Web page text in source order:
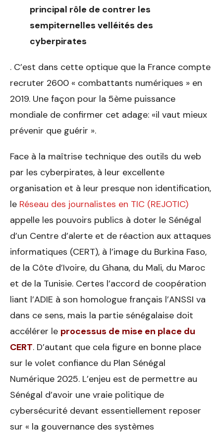
principal rôle de contrer les
sempiternelles velléités des
cyberpirates
. C’est dans cette optique que la France compte
recruter 2600 « combattants numériques » en
2019. Une façon pour la 5ème puissance
mondiale de confirmer cet adage: «il vaut mieux
prévenir que guérir ».
Face à la maîtrise technique des outils du web
par les cyberpirates, à leur excellente
organisation et à leur presque non identification,
le Réseau des journalistes en TIC (REJOTIC)
appelle les pouvoirs publics à doter le Sénégal
d’un Centre d’alerte et de réaction aux attaques
informatiques (CERT), à l’image du Burkina Faso,
de la Côte d’Ivoire, du Ghana, du Mali, du Maroc
et de la Tunisie. Certes l’accord de coopération
liant l’ADIE à son homologue français l’ANSSI va
dans ce sens, mais la partie sénégalaise doit
accélérer le processus de mise en place du
CERT. D’autant que cela figure en bonne place
sur le volet confiance du Plan Sénégal
Numérique 2025. L’enjeu est de permettre au
Sénégal d’avoir une vraie politique de
cybersécurité devant essentiellement reposer
sur « la gouvernance des systèmes